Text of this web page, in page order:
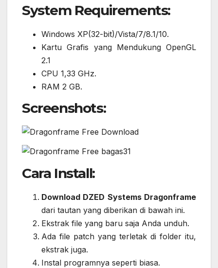
System Requirements:
Windows XP(32-bit)/Vista/7/8.1/10.
Kartu Grafis yang Mendukung OpenGL
2.1
CPU 1,33 GHz.
RAM 2 GB.
Screenshots:
Cara Install:
Download DZED Systems Dragonframe
dari tautan yang diberikan di bawah ini.
Ekstrak file yang baru saja Anda unduh.
Ada file patch yang terletak di folder itu,
ekstrak juga.
Instal programnya seperti biasa.